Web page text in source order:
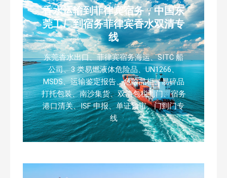
香水运输到菲律宾宿务，中国东
莞工厂到宿务菲律宾香水双清专
线
东莞香水出口、菲律宾宿务海运、SITC 船
公司、3 类易燃液体危险品、UN1266、
MSDS、运输鉴定报告、危险品柜、易碎品
打托包装、南沙集货、双清包税到门、宿务
港口清关、ISF 申报、单证预审、门到门专
线